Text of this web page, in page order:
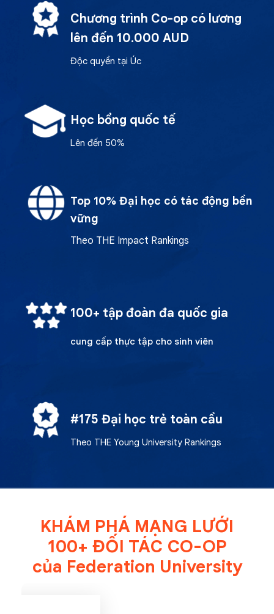
Chương trình Co-op có lương
lên đến 10.000 AUD
Độc quyền tại Úc
Học bổng quốc tế
Lên đến 50%
Top 10% Đại học có tác động bền
vững
Theo THE Impact Rankings
100+ tập đoàn đa quốc gia
cung cấp thực tập cho sinh viên
#175 Đại học trẻ toàn cầu
Theo THE Young University Rankings
KHÁM PHÁ MẠNG LƯỚI
100+ ĐỐI TÁC CO-OP
của Federation University